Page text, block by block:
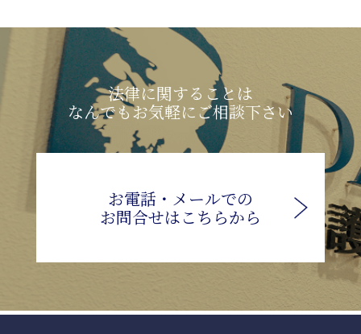
法律に関することは
なんでもお気軽にご相談下さい
お電話・メールでの
お問合せはこちらから